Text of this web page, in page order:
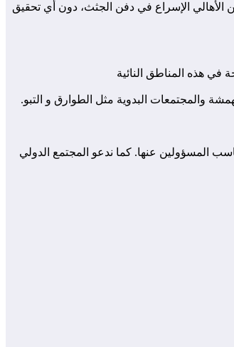
الأهالي الإسراع في دفن الجثث، دون أي تحقيق
هذه المناطق النائية
والمجتمعات البدوية مثل الطوارق و التبو.
المسؤولين عنها. كما ندعو المجتمع الدولي